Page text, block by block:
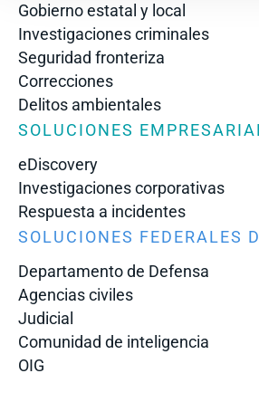
Gobierno estatal y local
Investigaciones criminales
Seguridad fronteriza
Correcciones
Delitos ambientales
SOLUCIONES
eDiscovery
Investigaciones corporativas
Respuesta a incidentes
SOLUCIONES FEDERALES
Departamento de Defensa
Agencias civiles
Judicial
Comunidad de inteligencia
OIG